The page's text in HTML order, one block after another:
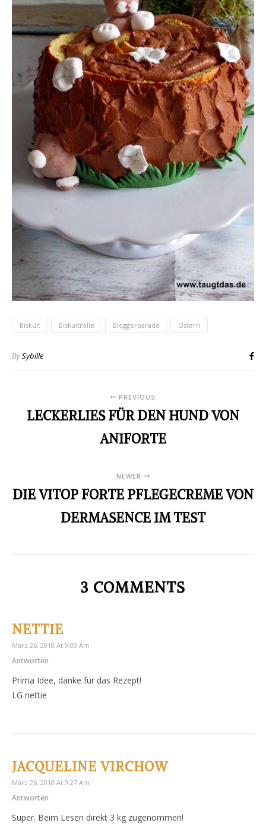
Biskuit Biskuitrolle Bloggerparade Ostern
BySybille
PREVIOUS
LECKERLIES FÜR DEN HUND VON
ANIFORTE
NEWER
DIE VITOP FORTE PFLEGECREME VON
DERMASENCE IM TEST
3 COMMENTS
NETTIE
März 26, 2018 At 9:00 Am
Antworten
Prima Idee, danke für das Rezept!
LG nettie
JACQUELINE VIRCHOW
März 26, 2018 At 9:27 Am
Antworten
Super. Beim Lesen direkt 3 kg zugenommen!